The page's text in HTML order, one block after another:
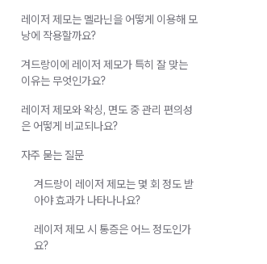
레이저 제모는 멜라닌을 어떻게 이용해 모
낭에 작용할까요?
겨드랑이에 레이저 제모가 특히 잘 맞는
이유는 무엇인가요?
레이저 제모와 왁싱, 면도 중 관리 편의성
은 어떻게 비교되나요?
자주 묻는 질문
겨드랑이 레이저 제모는 몇 회 정도 받
아야 효과가 나타나나요?
레이저 제모 시 통증은 어느 정도인가
요?